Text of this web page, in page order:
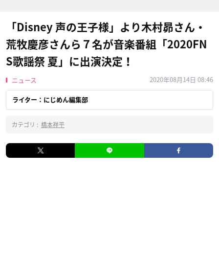
「Disney 声の王子様」より木村昴さん・
荒牧慶彦さんら７名が音楽番組「2020FN
S歌謡祭 夏」に出演決定！
ニュース 2020年08月14日 08:46
ライター：にじめん編集部
カテゴリ : 橋本祥平